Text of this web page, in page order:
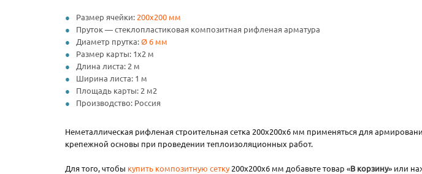
Размер ячейки: 200х200 мм
Пруток — стеклопластиковая композитная рифленая арматура
Диаметр прутка:Ø 6 мм
Размер карты: 1х2 м
Длина листа: 2 м
Ширина листа: 1 м
Площадь карты: 2 м2
Производство: Россия
Неметаллическая рифленая строительная сетка 200х200x6 мм применяться для
крепежной основы при проведении теплоизоляционных работ.
Для того, чтобы купить композитную сетку200х200x6 мм добавьте товар «В корзину» или